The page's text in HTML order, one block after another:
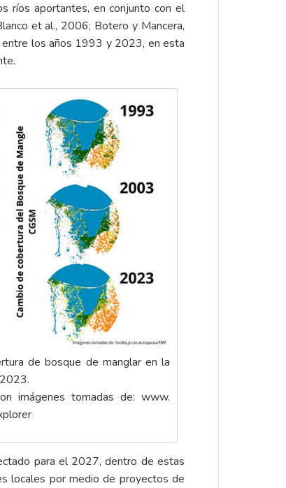
ríos aportantes, en conjunto con el
et al., 2006; Botero y Mancera,
entre los años 1993 y 2023, en esta
de bosque de manglar en la
imágenes tomadas de: www.
para el 2027, dentro de estas
locales por medio de proyectos de